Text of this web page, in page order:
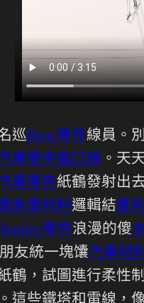
巡Benz零件線員。
車零件進口商 。天
車零件紙鶴發射出
系車材料邏輯結賓
零件浪漫的傻
友統一塊馕汽車材
鶴，試圖進行柔性